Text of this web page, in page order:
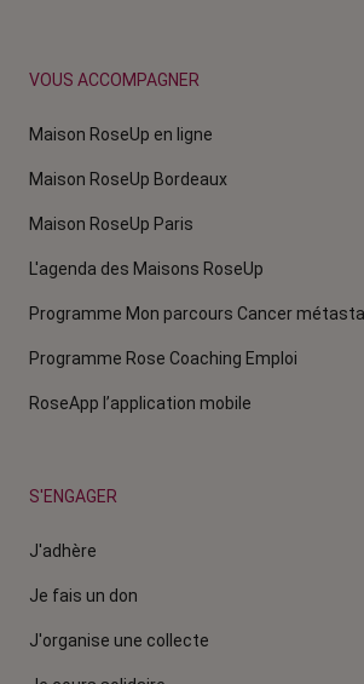
VOUS ACCOMPAGNER
Maison RoseUp en ligne
Maison RoseUp Bordeaux
Maison RoseUp Paris
L'agenda des Maisons RoseUp
Programme Mon parcours Cancer
Programme Rose Coaching Emploi
RoseApp l’application mobile
S'ENGAGER
J'adhère
Je fais un don
J'organise une collecte